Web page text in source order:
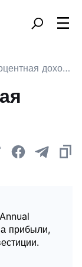
Годовая процентная доходность (APY)
прибыли,